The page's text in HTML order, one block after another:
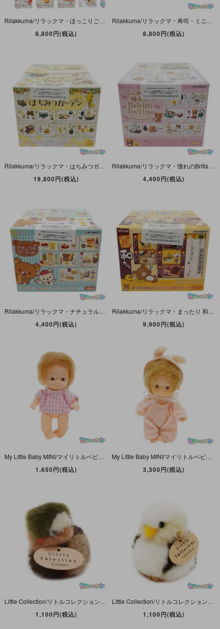
Rilakkuma/リラックマ・ほっこりごはん・ミニフィギュア・全8種セット・RE-MENT/リーメント・San-X/サンエックス・2010年 【内袋未開封(1点のみ開封)】
8,800円(税込) 8,800円(税込)
Rilakkuma/リラックマ・はちみつガーデン・ミニフィギュア・全8種セット・RE-MENT/リーメント・San-X/サンエックス・2018年 【外箱未開封】
19,800円(税込) 4,400円(税込)
Rilakkuma/リラックマ・ナチュラルマーケット・ミニフィギュア・全8種セット・RE-MENT/リーメント・San-X/サンエックス・2015年 【外箱未開封】
4,400円(税込) 9,900円(税込)
My Little Baby MINI/マイリトルベビーミニ・Doll/ドール/人形・昭和レトロ・ギンガムシャツ・高さ約8.3cm・SEKIGUCHI/セキグチ
1,650円(税込) 3,300円(税込)
1,100円(税込) 1,100円(税込)